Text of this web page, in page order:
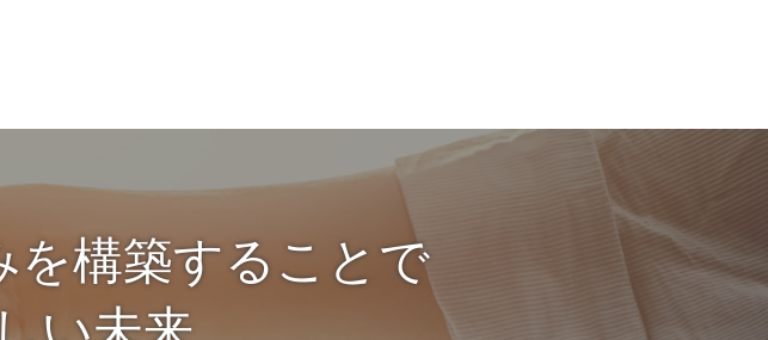
を構築することで